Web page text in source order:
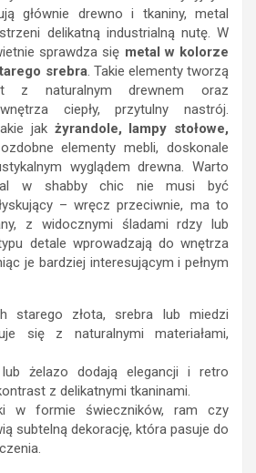
głównie drewno i tkaniny, metal
delikatną industrialną nutę. W
sprawdza się metal w kolorze
srebra. Takie elementy tworzą
z naturalnym drewnem oraz
ciepły, przytulny nastrój.
jak żyrandole, lampy stołowe,
elementy mebli, doskonale
wyglądem drewna. Warto
w shabby chic nie musi być
– wręcz przeciwnie, ma to
z widocznymi śladami rdzy lub
detale wprowadzają do wnętrza
je bardziej interesującym i pełnym
starego złota, srebra lub miedzi
się z naturalnymi materiałami,
żelazo dodają elegancji i retro
z delikatnymi tkaninami.
w formie świeczników, ram czy
subtelną dekorację, która pasuje do